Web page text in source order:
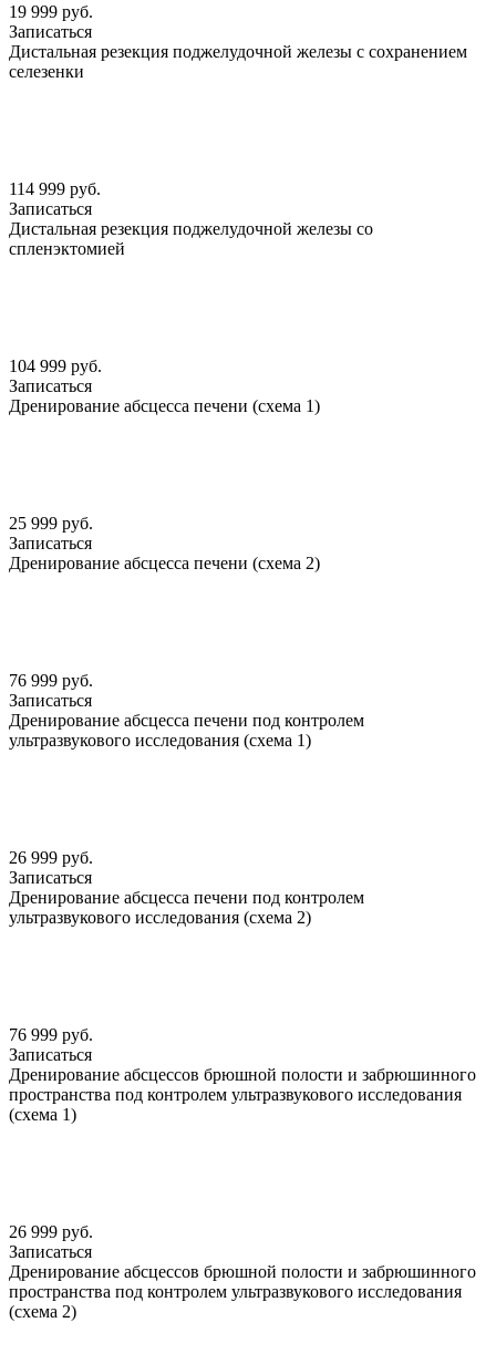
19 999 руб.
Записаться
Дистальная резекция поджелудочной железы с сохранением
селезенки
114 999 руб.
Записаться
Дистальная резекция поджелудочной железы со
спленэктомией
104 999 руб.
Записаться
Дренирование абсцесса печени (схема 1)
25 999 руб.
Записаться
Дренирование абсцесса печени (схема 2)
76 999 руб.
Записаться
Дренирование абсцесса печени под контролем
ультразвукового исследования (схема 1)
26 999 руб.
Записаться
Дренирование абсцесса печени под контролем
ультразвукового исследования (схема 2)
76 999 руб.
Записаться
Дренирование абсцессов брюшной полости и забрюшинного
пространства под контролем ультразвукового исследования
(схема 1)
26 999 руб.
Записаться
Дренирование абсцессов брюшной полости и забрюшинного
пространства под контролем ультразвукового исследования
(схема 2)